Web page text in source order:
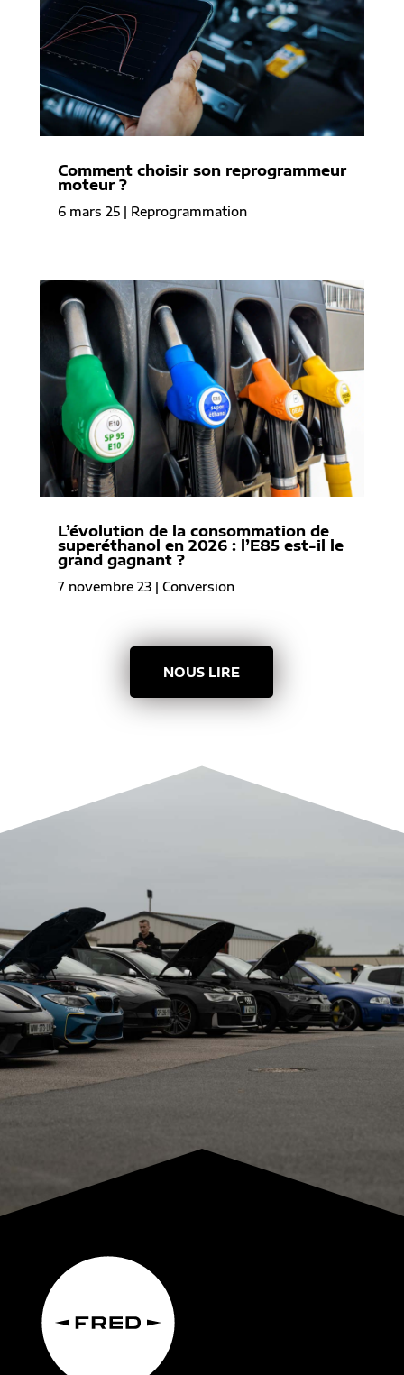
Comment choisir son reprogrammeur
moteur ?
6 mars 25| Reprogrammation
L’évolution de la consommation de
superéthanol en 2026 : l’E85 est-il le
grand gagnant ?
7 novembre 23| Conversion
NOUS LIRE